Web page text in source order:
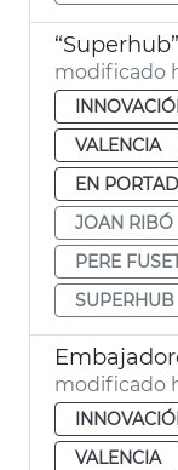
modificado
VALENCIA
EN
JOAN RIBÓ
PERE
SUPERHUB
modificado
VALENCIA